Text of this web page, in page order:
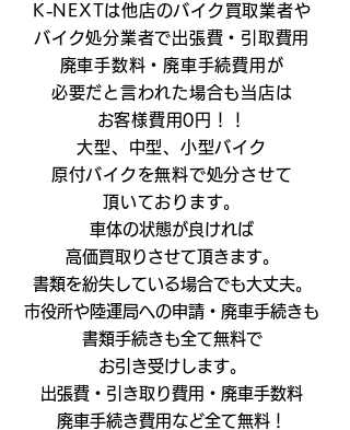
K-NEXTは他店のバイク買取業者や
バイク処分業者で出張費・引取費用
廃車手数料・廃車手続費用が
必要だと言われた場合も当店は
お客様費用0円！！
大型、中型、小型バイク
原付バイクを無料で処分させて
頂いております。
車体の状態が良ければ
高価買取りさせて頂きます。
書類を紛失している場合でも大丈夫。
市役所や陸運局への申請・廃車手続きも
書類手続きも全て無料で
お引き受けします。
出張費・引き取り費用・廃車手数料
廃車手続き費用など全て無料！